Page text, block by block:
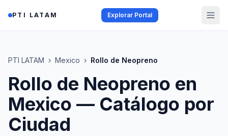
PTI LATAM Explorar Portal
PTI LATAM › Mexico › Rollo de Neopreno
Rollo de Neopreno en
Mexico — Catálogo por
Ciudad